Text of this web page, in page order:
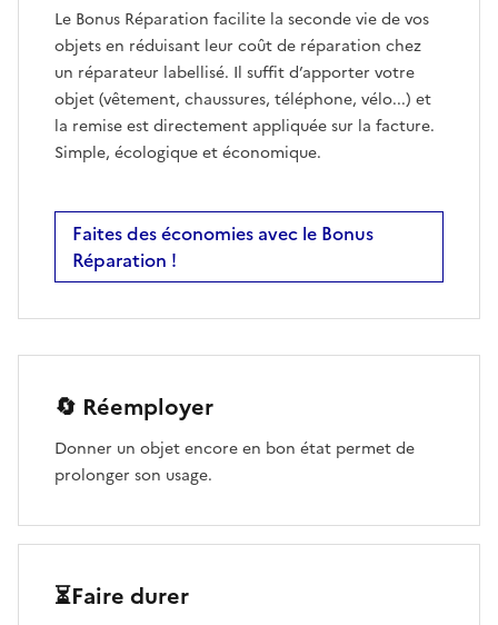
Le Bonus Réparation facilite la seconde vie de vos
objets en réduisant leur coût de réparation chez
un réparateur labellisé. Il suffit d’apporter votre
objet (vêtement, chaussures, téléphone, vélo...) et
la remise est directement appliquée sur la facture.
Simple, écologique et économique.
Faites des économies avec le Bonus
Réparation !
🔄 Réemployer
Donner un objet encore en bon état permet de
prolonger son usage.
⏳Faire durer